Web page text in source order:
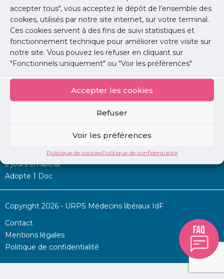
accepter tous", vous acceptez le dépôt de l’ensemble des
cookies, utilisés par notre site internet, sur votre terminal.
Ces cookies servent à des fins de suivi statistiques et
fonctionnement technique pour améliorer votre visite sur
notre site. Vous pouvez les refuser en cliquant sur
"Fonctionnels uniquement" ou "Voir les préférences"
Accepter les cookies
Refuser
Voir les préférences
Politique de cookiesPolitique de confidentialité
Permanence d’aide à l’installation
2 jours en libéral
Adopte 1 Doc
Copyright 2026 - URPS Médecins libéraux IdF
Contact
Mentions légales
Politique de confidentialité